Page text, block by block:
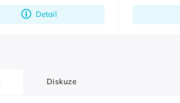
Detail
Diskuze